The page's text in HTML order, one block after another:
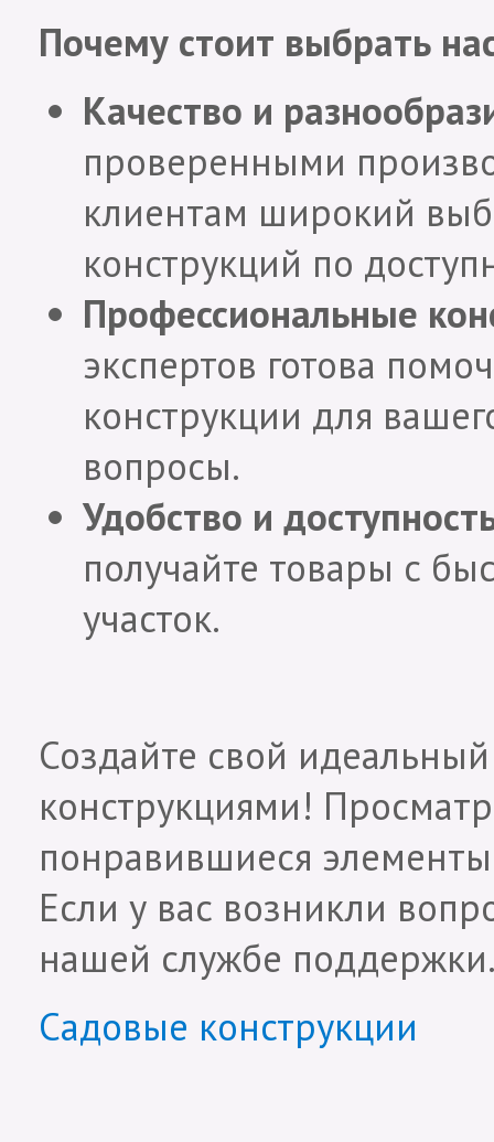
Почему стоит выбрать
Качество и
проверенными
клиентам широкий
конструкций по
Профессиональные
экспертов готова
конструкции для
вопросы.
Удобство и
получайте товары с
участок.
Создайте свой
конструкциями!
понравившиеся
Если у вас возникли
нашей службе
Садовые конструкции